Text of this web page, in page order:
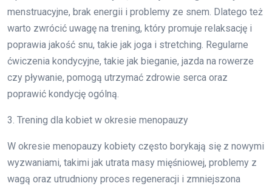
menstruacyjne, brak energii i problemy ze snem. Dlatego też
warto zwrócić uwagę na trening, który promuje relaksację i
poprawia jakość snu, takie jak joga i stretching. Regularne
ćwiczenia kondycyjne, takie jak bieganie, jazda na rowerze
czy pływanie, pomogą utrzymać zdrowie serca oraz
poprawić kondycję ogólną.
3. Trening dla kobiet w okresie menopauzy
W okresie menopauzy kobiety często borykają się z nowymi
wyzwaniami, takimi jak utrata masy mięśniowej, problemy z
wagą oraz utrudniony proces regeneracji i zmniejszona